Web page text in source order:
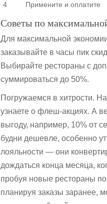
4 Примените и оплатите
Советы по
Для максимальной
заказывайте в часы пик
Выбирайте рестораны с
суммироваться до 50%.
Погружаемся в хитрости.
узнаете о флеш‑акциях. А
выгоду, например, 10% от
будни дешевле, особенно
лояльности — они
дождаться конца месяца,
пробуя новые рестораны
планируя заказы заранее,